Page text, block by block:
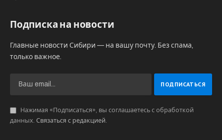
Подписка на новости
Главные новости Сибири — на вашу почту. Без спама,
только важное.
Нажимая «Подписаться», вы соглашаетесь с обработкой
данных. Связаться с редакцией.